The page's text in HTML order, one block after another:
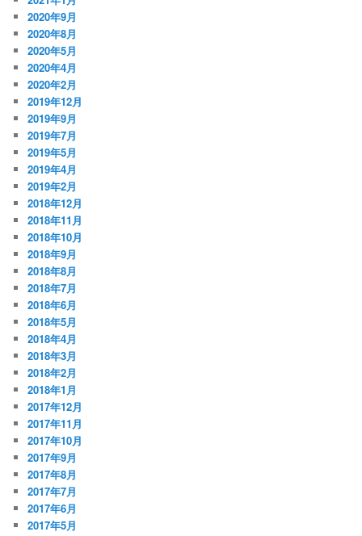
2020年9月
2020年8月
2020年5月
2020年4月
2020年2月
2019年12月
2019年9月
2019年7月
2019年5月
2019年4月
2019年2月
2018年12月
2018年11月
2018年10月
2018年9月
2018年8月
2018年7月
2018年6月
2018年5月
2018年4月
2018年3月
2018年2月
2018年1月
2017年12月
2017年11月
2017年10月
2017年9月
2017年8月
2017年7月
2017年6月
2017年5月